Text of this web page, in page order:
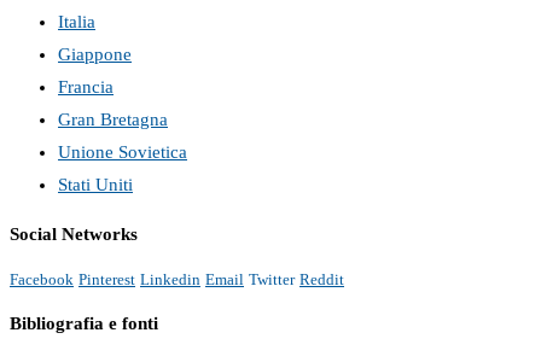
Italia
Giappone
Francia
Gran Bretagna
Unione Sovietica
Stati Uniti
Social Networks
Facebook Pinterest Linkedin Email Twitter Reddit
Bibliografia e fonti